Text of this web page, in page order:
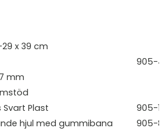
29 x 39 cm
905-
mm
Svart Plast
905-
hjul med gummibana 905-